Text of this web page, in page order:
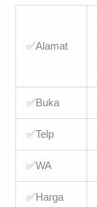
✅Alamat
✅Buka
✅Telp
✅WA
✅Harga